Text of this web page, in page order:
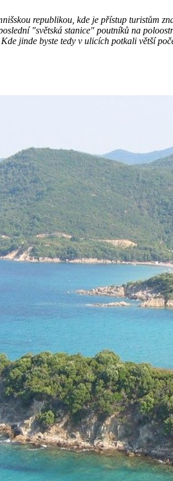
republikou, kde je přístup turistům
"světská stanice" poutníků na
jinde byste tedy v ulicích potkali větší